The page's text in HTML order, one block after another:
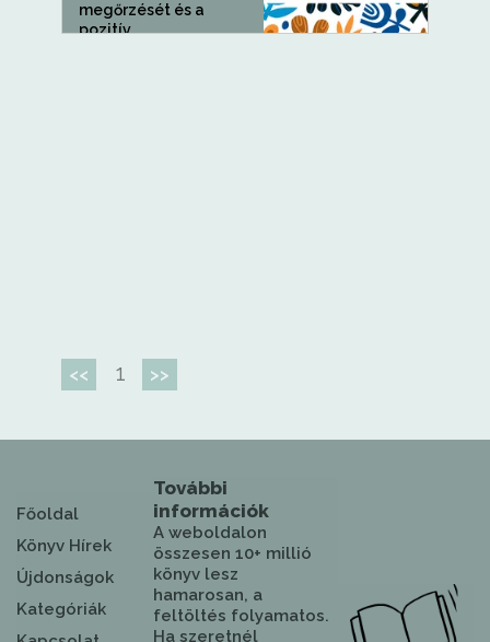
megőrzését és a
pozitív...
<< 1 >>
Főoldal
Könyv Hírek
Újdonságok
Kategóriák
További
információk
A weboldalon
összesen 10+ millió
könyv lesz
hamarosan, a
feltöltés folyamatos.
Ha szeretnél